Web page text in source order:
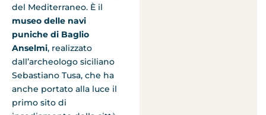
del Mediterraneo. È il
museo delle navi
puniche di Baglio
Anselmi, realizzato
dall’archeologo siciliano
Sebastiano Tusa, che ha
anche portato alla luce il
primo sito di